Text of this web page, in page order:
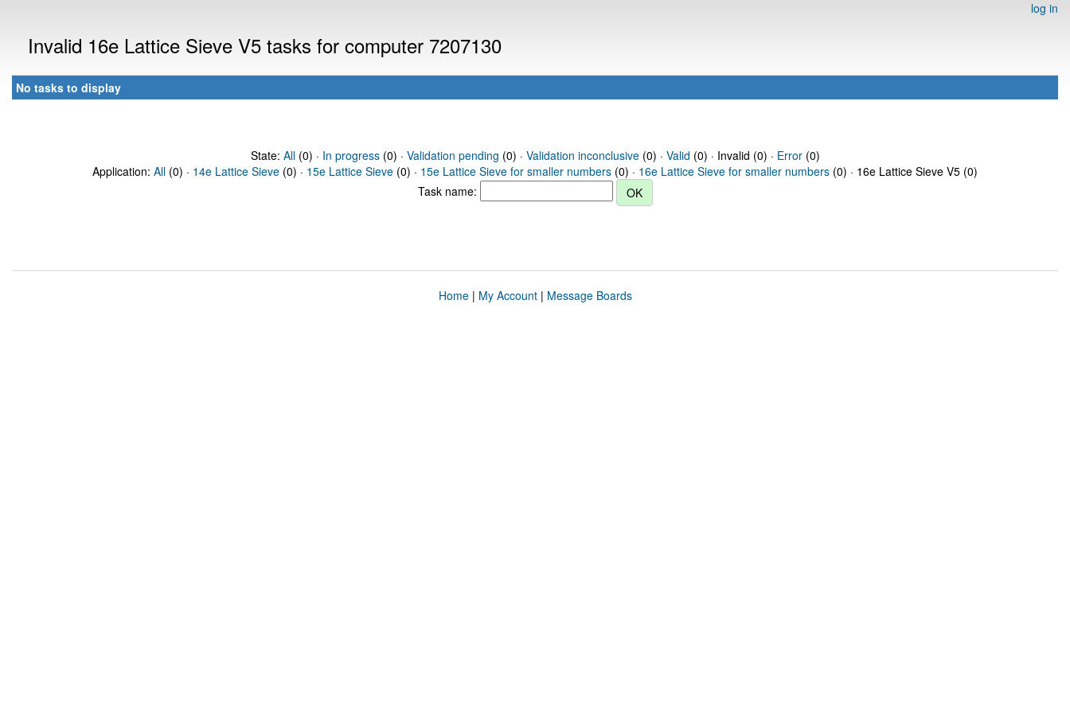
log in
Invalid 16e Lattice Sieve V5 tasks for computer 7207130
No tasks to display
State: All(0) · In progress(0) · Validation pending (0) · Validation inconclusive(0) · Valid (0) · Invalid (0) · Error(0)
Application: All (0) · 14e Lattice Sieve (0) · 15e Lattice Sieve (0) · 15e Lattice Sieve for smaller numbers (0) · 16e Lattice Sieve for smaller numbers (0) · 16e Lattice Sieve V5 (0)
Task name:
Home| My Account| Message Boards